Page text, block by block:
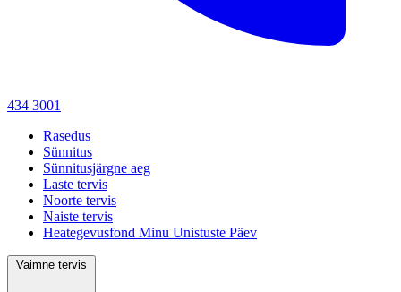
434 3001
Rasedus
Sünnitus
Sünnitusjärgne aeg
Laste tervis
Noorte tervis
Naiste tervis
Heategevusfond Minu Unistuste Päev
Vaimne tervis